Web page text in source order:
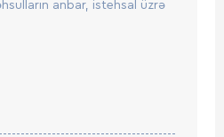
anbar, istehsal üzrə